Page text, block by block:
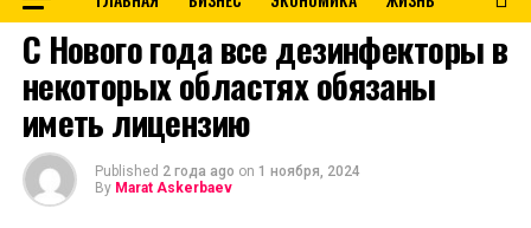
BUSINESS
С Нового года все дезинфекторы в
некоторых областях обязаны
иметь лицензию
Published 2 года ago on 1 ноября, 2024
By Marat Askerbaev